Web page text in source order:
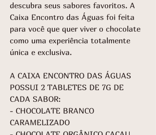
descubra seus sabores favoritos. A
Caixa Encontro das Águas foi feita
para você que quer viver o chocolate
como uma experiência totalmente
única e exclusiva.
A CAIXA ENCONTRO DAS ÁGUAS
POSSUI 2 TABLETES DE 7G DE
CADA SABOR:
- CHOCOLATE BRANCO
CARAMELIZADO